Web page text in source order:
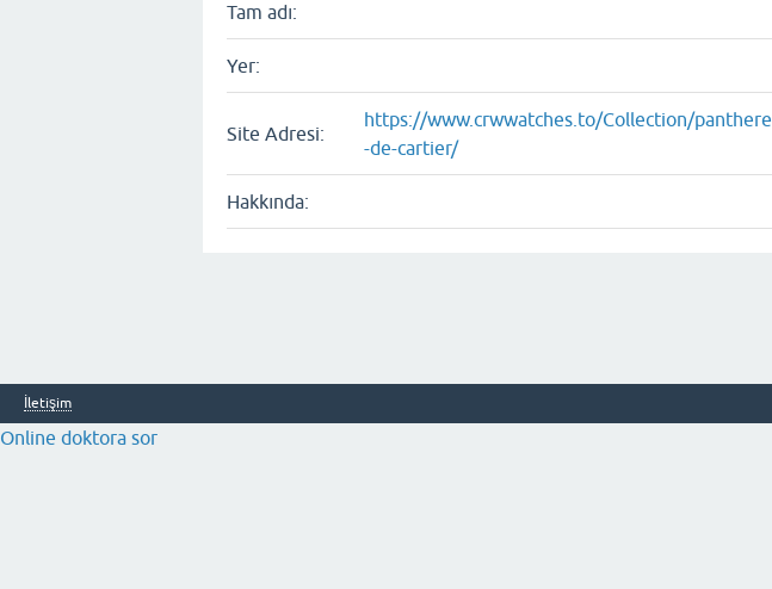
Tam adı:
Yer:
Site Adresi:
https://www.crwwatches.to/Collection/panthere
-de-cartier/
Hakkında:
İletişim
Online doktora sor